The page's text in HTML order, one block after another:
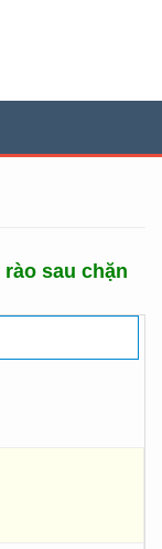
rào sau chặn